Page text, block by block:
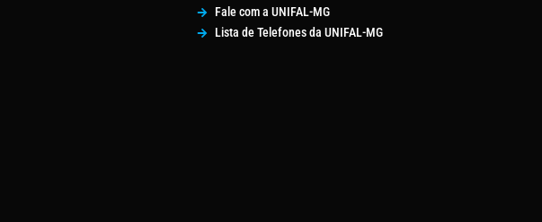
Fale com a UNIFAL-MG
Lista de Telefones da UNIFAL-MG